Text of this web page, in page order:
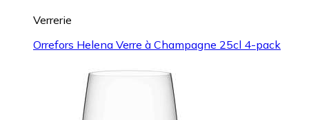
Verrerie
Orrefors Helena Verre à Champagne 25cl 4-pack